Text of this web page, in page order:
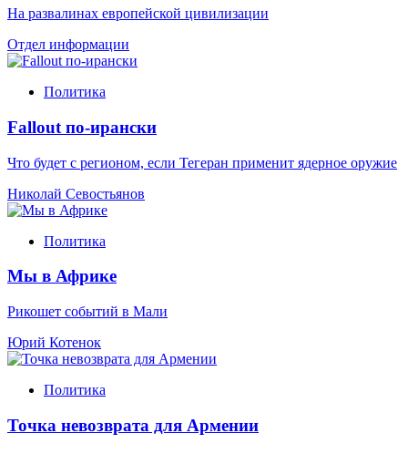
На развалинах европейской цивилизации
Отдел информации
Политика
Fallout по-ирански
Что будет с регионом, если Тегеран применит ядерное оружие
Николай Севостьянов
Политика
Мы в Африке
Рикошет событий в Мали
Юрий Котенок
Политика
Точка невозврата для Армении